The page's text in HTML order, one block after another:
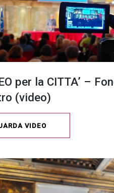
per la CITTA’ –
(video)
VIDEO